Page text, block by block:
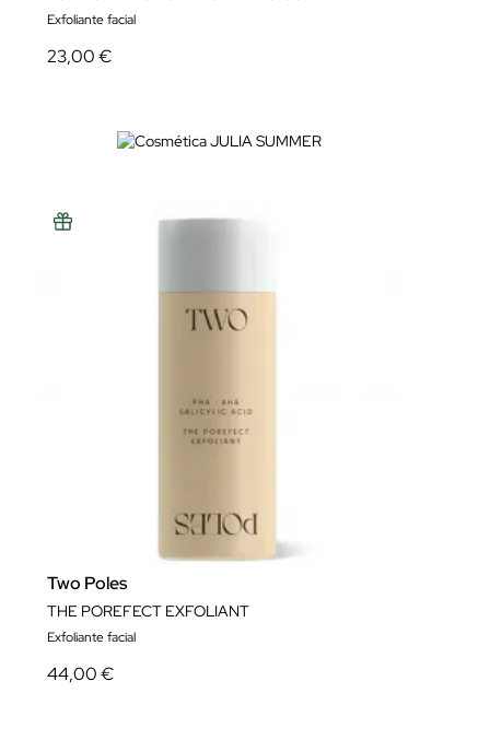
Exfoliante facial
23,00 €
Two Poles
THE POREFECT EXFOLIANT
Exfoliante facial
44,00 €